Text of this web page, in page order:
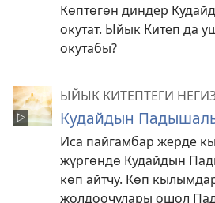
Көптөгөн диндер
окутат. Ыйык Китеп да
окутабы?
ЫЙЫК КИТЕПТЕГИ
Кудайдын
Иса пайгамбар жерде
жүргөндө Кудайдын
көп айтчу. Көп
жолдоочулары ошол